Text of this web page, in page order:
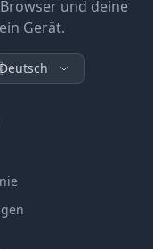
und deine
Gerät.